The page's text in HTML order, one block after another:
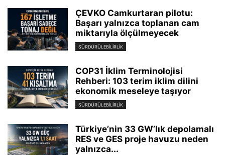
ÇEVKO Camkurtaran pilotu:
Başarı yalnızca toplanan cam
miktarıyla ölçülmeyecek
SÜRDÜRÜLEBILIRLIK
COP31 İklim Terminolojisi
Rehberi: 103 terim iklim dilini
ekonomik meseleye taşıyor
SÜRDÜRÜLEBILIRLIK
Türkiye’nin 33 GW’lık depolamalı
RES ve GES proje havuzu neden
yalnızca...